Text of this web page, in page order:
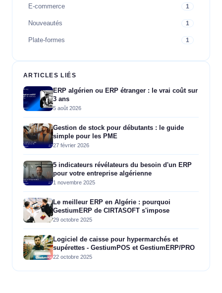
E-commerce 1
Nouveautés 1
Plate-formes 1
ARTICLES LIÉS
ERP algérien ou ERP étranger : le vrai coût sur
3 ans
5 août 2026
Gestion de stock pour débutants : le guide
simple pour les PME
27 février 2026
5 indicateurs révélateurs du besoin d'un ERP
pour votre entreprise algérienne
1 novembre 2025
Le meilleur ERP en Algérie : pourquoi
GestiumERP de CIRTASOFT s'impose
29 octobre 2025
Logiciel de caisse pour hypermarchés et
supérettes - GestiumPOS et GestiumERP/PRO
22 octobre 2025